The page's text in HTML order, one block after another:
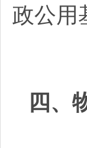
政公用
四、